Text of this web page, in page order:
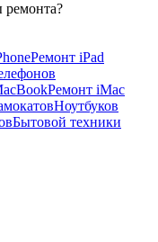
ремонта?
Ремонт iPad
Ремонт iMac
Ноутбуков
Бытовой техники